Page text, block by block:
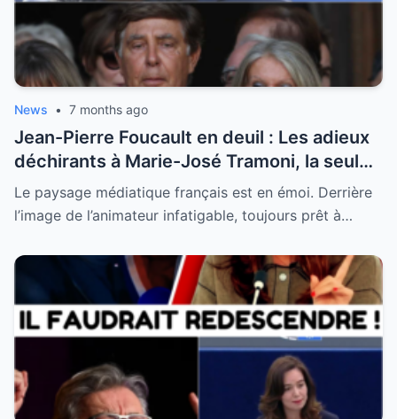
News • 7 months ago
Jean-Pierre Foucault en deuil : Les adieux
déchirants à Marie-José Tramoni, la seule
femme qu’il ait jamais épousée
Le paysage médiatique français est en émoi. Derrière
l’image de l’animateur infatigable, toujours prêt à…